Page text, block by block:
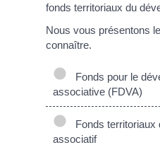
fonds territoriaux du
Nous vous présentons
connaître.
Fonds pour le
associative (FDVA)
Fonds territoriaux
associatif